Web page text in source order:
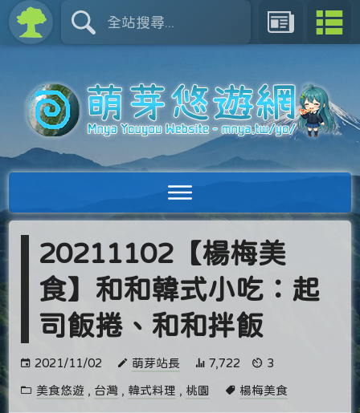
20211102【楊梅美
食】和和韓式小吃：起
司飯捲、和和拌飯
2021/11/02 萌芽站長 7,722 3
美食悠遊 , 台灣 , 韓式料理 , 桃園 楊梅美食